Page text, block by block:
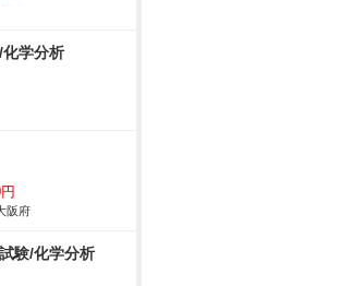
学分析
阪府
験/化学分析